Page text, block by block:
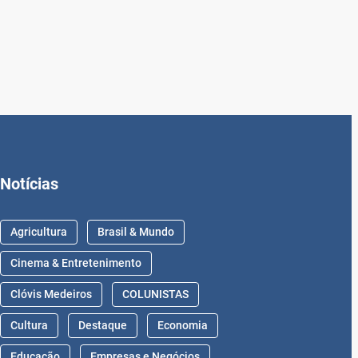
Notícias
Agricultura Brasil & Mundo
Cinema & Entretenimento
Clóvis Medeiros COLUNISTAS
Cultura Destaque Economia